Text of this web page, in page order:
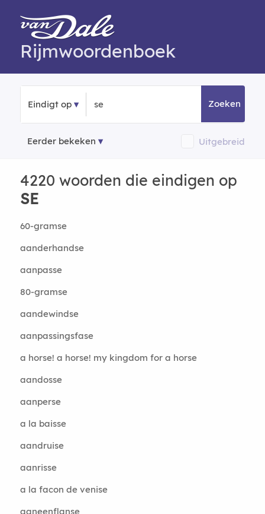
Rijmwoordenboek
Eindigt op Zoeken
Eerder bekeken Uitgebreid
4220 woorden die eindigen op
SE
60-gramse
aanderhandse
aanpasse
80-gramse
aandewindse
aanpassingsfase
a horse! a horse! my kingdom for a horse
aandosse
aanperse
a la baisse
aandruise
aanrisse
a la facon de venise
aaneenflanse